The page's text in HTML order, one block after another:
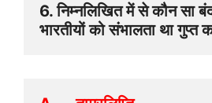
6. ​​निम्नलिखित में से कौन सा
भारतीयों को संभालता था गुप्त